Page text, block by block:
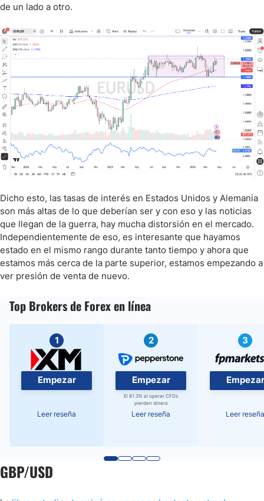
de un lado a otro.
Dicho esto, las tasas de interés en Estados Unidos y Alemania
son más altas de lo que deberían ser y con eso y las noticias
que llegan de la guerra, hay mucha distorsión en el mercado.
Independientemente de eso, es interesante que hayamos
estado en el mismo rango durante tanto tiempo y ahora que
estamos más cerca de la parte superior, estamos empezando a
ver presión de venta de nuevo.
Top Brokers de Forex en línea
1
Empezar
Leer reseña
2
Empezar
El 81.3% al operar CFDs
pierden dinero
Leer reseña
3
Empezar
Leer reseña
GBP/USD